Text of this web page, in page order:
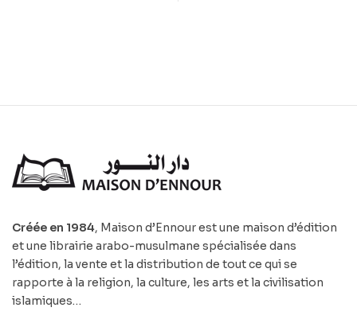
Créée en 1984, Maison d’Ennour est une maison d’édition
et une librairie arabo-musulmane spécialisée dans
l’édition, la vente et la distribution de tout ce qui se
rapporte à la religion, la culture, les arts et la civilisation
islamiques…